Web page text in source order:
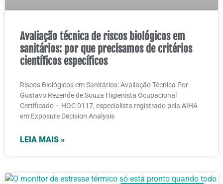
Avaliação técnica de riscos biológicos em
sanitários: por que precisamos de critérios
científicos específicos
Riscos Biológicos em Sanitários: Avaliação Técnica Por
Gustavo Rezende de Souza Higienista Ocupacional
Certificado – HOC 0117, especialista registrado pela AIHA
em Exposure Decision Analysis
LEIA MAIS »